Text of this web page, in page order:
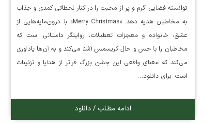
توانسته فضایی گرم و پر از محبت را در کنار لحظاتی کمدی و جذاب
به مخاطبان هدیه دهد. «Merry Christmas» با درون‌مایه‌هایی از
عشق، خانواده و معجزات تعطیلات، روایتگر داستانی است که
مخاطبان را با حس و حال کریسمس آشنا می‌کند و به آن‌ها یادآوری
می‌کند که معنای واقعی این جشن بزرگ فراتر از هدایا و تزئینات
است. برای دانلود…
ادامه مطلب / دانلود